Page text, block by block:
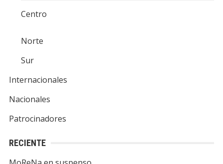
Centro
Norte
Sur
Internacionales
Nacionales
Patrocinadores
RECIENTE